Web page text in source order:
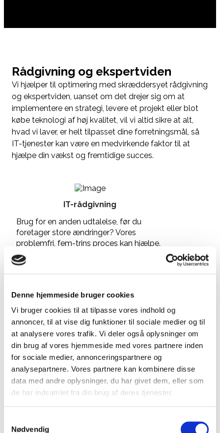
Denne hjemmeside bruger cookies
Vi bruger cookies til at tilpasse vores indhold og
annoncer, til at vise dig funktioner til sociale medier og til
at analysere vores trafik. Vi deler også oplysninger om
din brug af vores hjemmeside med vores partnere inden
for sociale medier, annonceringspartnere og
analysepartnere. Vores partnere kan kombinere disse
data med andre oplysninger, du har givet dem, eller som
de har indsamlet fra din brug af deres tjenester.
Nødvendig
Rådgivning og ekspertviden
Vi hjælper til optimering med skræddersyet rådgivning
og ekspertviden, uanset om det drejer sig om at
implementere en strategi, levere et projekt eller blot
købe teknologi af høj kvalitet, vil vi altid sikre at alt,
hvad vi laver, er helt tilpasset dine forretningsmål, så
IT-tjenester kan være en medvirkende faktor til at
hjælpe din vækst og fremtidige succes.
IT-rådgivning
Brug for en anden udtalelse, før du
foretager store ændringer? Vores
problemfri, fem-trins proces kan hjælpe.
Vi skræddersyr vores niveau af
rådgivning, så det passer til dine behov,
fra ad hoc-rådgivning til en fuldt
Projektlevering
Vi leverer specialiseret projektstyring og
levering på tværs af en række områder,
herunder installationer, sikkerhedskopier,
kontinuitet, virtualisering mm.